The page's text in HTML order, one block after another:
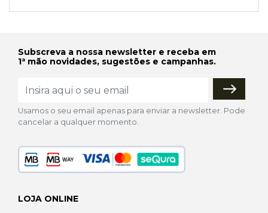
Subscreva a nossa newsletter e receba em
1ª mão novidades, sugestões e campanhas.
Usamos o seu email apenas para enviar a newsletter. Pode
cancelar a qualquer momento.
LOJA ONLINE